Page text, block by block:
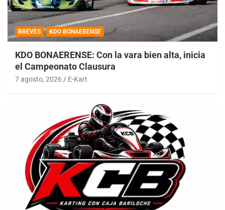
BREVES KDO BONAERENSE
KDO BONAERENSE: Con la vara bien alta, inicia
el Campeonato Clausura
7 agosto, 2026 E-Kart